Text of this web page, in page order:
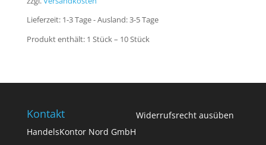
Lieferzeit: 1-3 Tage - Ausland: 3-5 Tage
Produkt enthält: 1 Stück– 10Stück
Kontakt
HandelsKontor Nord GmbH
Widerrufsrecht ausüben